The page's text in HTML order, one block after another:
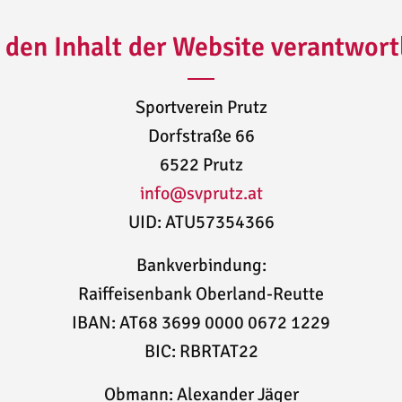
den Inhalt der Website
Sportverein Prutz
Dorfstraße 66
6522 Prutz
info@svprutz.at
UID: ATU57354366
Bankverbindung:
Raiffeisenbank Oberland-Reutte
IBAN: AT68 3699 0000 0672 1229
BIC: RBRTAT22
Obmann: Alexander Jäger